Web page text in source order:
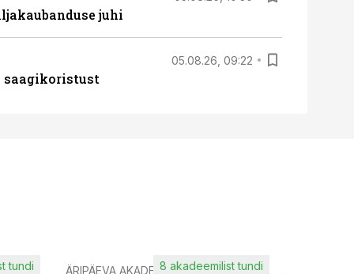
juhi
05.08.26, 09:22
saagikoristust
tundi ÄRIPÄEVA AKADEEMIA8 akadeemilist tundi